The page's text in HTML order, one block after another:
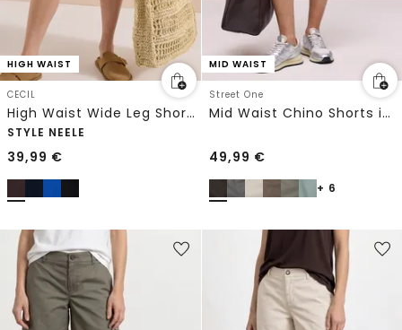
HIGH WAIST
CECIL
High Waist Wide Leg Shorts im Loose Fit
STYLE NEELE
39,99 €
MID WAIST
Street One
Mid Waist Chino Shorts im Casual Fit
49,99 €
+ 6